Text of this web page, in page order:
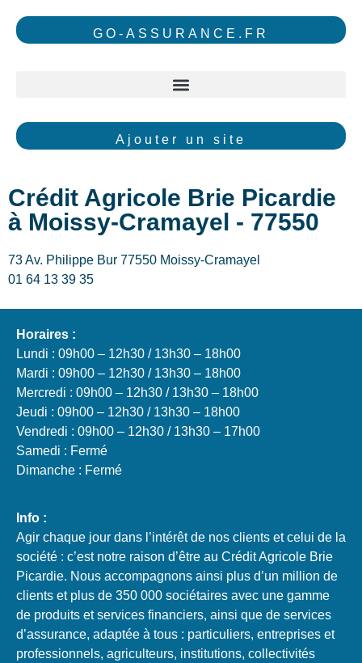
GO-ASSURANCE.FR
Ajouter un site
Crédit Agricole Brie Picardie
à Moissy-Cramayel - 77550
73 Av. Philippe Bur 77550 Moissy-Cramayel
01 64 13 39 35
Horaires :
Lundi : 09h00 – 12h30 / 13h30 – 18h00
Mardi : 09h00 – 12h30 / 13h30 – 18h00
Mercredi : 09h00 – 12h30 / 13h30 – 18h00
Jeudi : 09h00 – 12h30 / 13h30 – 18h00
Vendredi : 09h00 – 12h30 / 13h30 – 17h00
Samedi : Fermé
Dimanche : Fermé
Info :
Agir chaque jour dans l’intérêt de nos clients et celui de la
société : c’est notre raison d’être au Crédit Agricole Brie
Picardie. Nous accompagnons ainsi plus d’un million de
clients et plus de 350 000 sociétaires avec une gamme
de produits et services financiers, ainsi que de services
d’assurance, adaptée à tous : particuliers, entreprises et
professionnels, agriculteurs, institutions, collectivités